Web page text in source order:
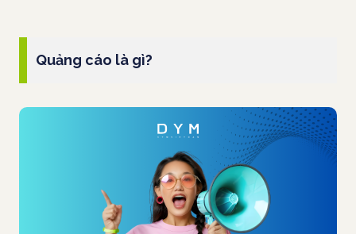
Quảng cáo là gì?